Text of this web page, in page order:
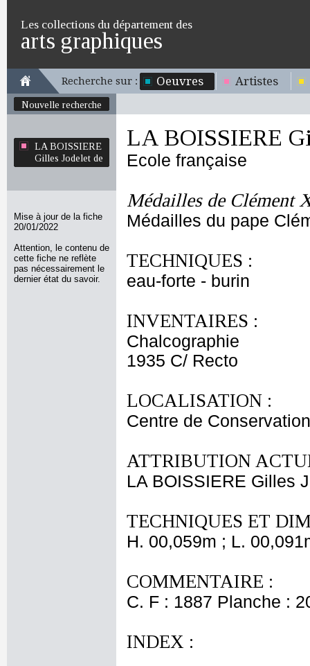
Les collections du département des
arts graphiques
Recherche sur : Oeuvres Artistes
Nouvelle recherche
LA BOISSIERE
Gilles Jodelet de
Mise à jour de la fiche
20/01/2022
Attention, le contenu de
cette fiche ne reflète
pas nécessairement le
dernier état du savoir.
LA BOISSIERE
Ecole française
Médailles de Clément
Médailles du pape
TECHNIQUES :
eau-forte - burin
INVENTAIRES :
Chalcographie
1935 C/ Recto
LOCALISATION :
Centre de
ATTRIBUTION
LA BOISSIERE Gilles
TECHNIQUES ET
H. 00,059m ; L.
COMMENTAIRE :
C. F : 1887 Planche :
INDEX :